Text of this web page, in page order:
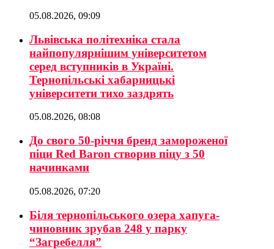
05.08.2026, 09:09
Львівська політехніка стала
найпопулярнішим університетом
серед вступників в Україні.
Тернопільські хабарницькі
університети тихо заздрять
05.08.2026, 08:08
До свого 50-річчя бренд замороженої
піци Red Baron створив піцу з 50
начинками
05.08.2026, 07:20
Біля тернопільського озера хапуга-
чиновник зрубав 248 у парку
“Загребелля”